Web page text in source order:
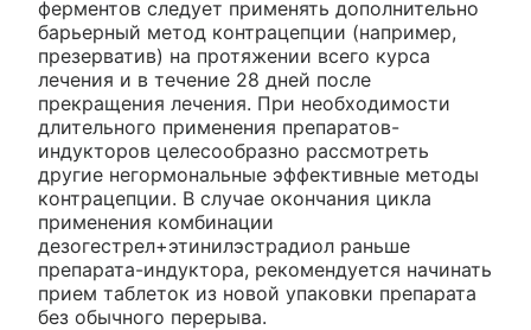
ферментов следует применять дополнительно
барьерный метод контрацепции (например,
презерватив) на протяжении всего курса
лечения и в течение 28 дней после
прекращения лечения. При необходимости
длительного применения препаратов-
индукторов целесообразно рассмотреть
другие негормональные эффективные методы
контрацепции. В случае окончания цикла
применения комбинации
дезогестрел+этинилэстрадиол раньше
препарата-индуктора, рекомендуется начинать
прием таблеток из новой упаковки препарата
без обычного перерыва.